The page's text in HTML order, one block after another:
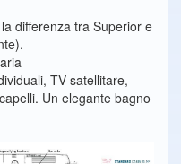
differenza tra Superior e
TV satellitare,
Un elegante bagno